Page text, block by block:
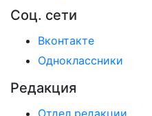
Соц. сети
Вконтакте
Одноклассники
Редакция